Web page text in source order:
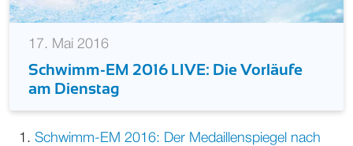
17. Mai 2016
Schwimm-EM 2016 LIVE: Die Vorläufe
am Dienstag
Schwimm-EM 2016: Der Medaillenspiegel nach